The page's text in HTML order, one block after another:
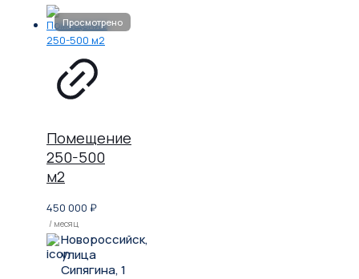
Помещение
250-500
м2
450 000 ₽
/ месяц
Новороссийск,
улица
Сипягина, 1